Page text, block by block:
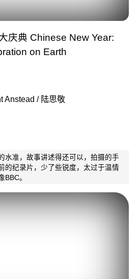
庆典 Chinese New Year:
on Earth
Anstead / 陆思敬
水准，故事讲述得还可以，拍摄的手
的纪录片，少了些锐度，太过于温情
BBC。